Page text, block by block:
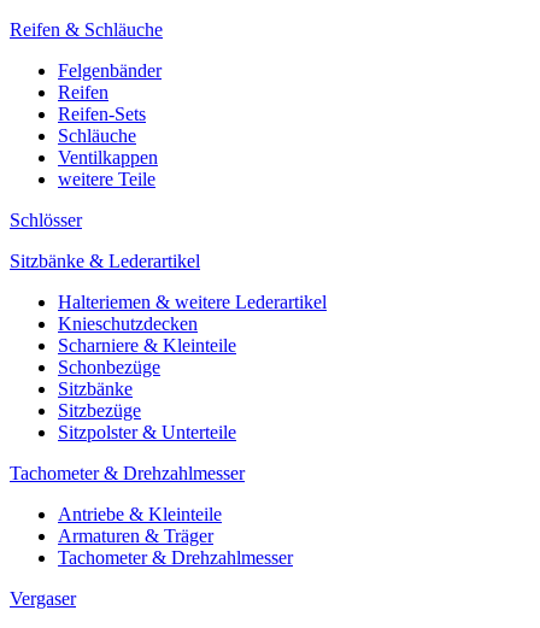
Reifen & Schläuche
Felgenbänder
Reifen
Reifen-Sets
Schläuche
Ventilkappen
weitere Teile
Schlösser
Sitzbänke & Lederartikel
Halteriemen & weitere Lederartikel
Knieschutzdecken
Scharniere & Kleinteile
Schonbezüge
Sitzbänke
Sitzbezüge
Sitzpolster & Unterteile
Tachometer & Drehzahlmesser
Antriebe & Kleinteile
Armaturen & Träger
Tachometer & Drehzahlmesser
Vergaser